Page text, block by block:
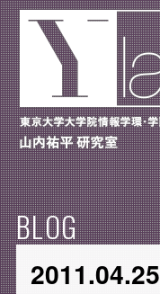
BLOG
2011.04.25